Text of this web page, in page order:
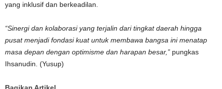
yang inklusif dan berkeadilan.
“Sinergi dan kolaborasi yang terjalin dari tingkat daerah hingga
pusat menjadi fondasi kuat untuk membawa bangsa ini menatap
masa depan dengan optimisme dan harapan besar,” pungkas
Ihsanudin. (Yusup)